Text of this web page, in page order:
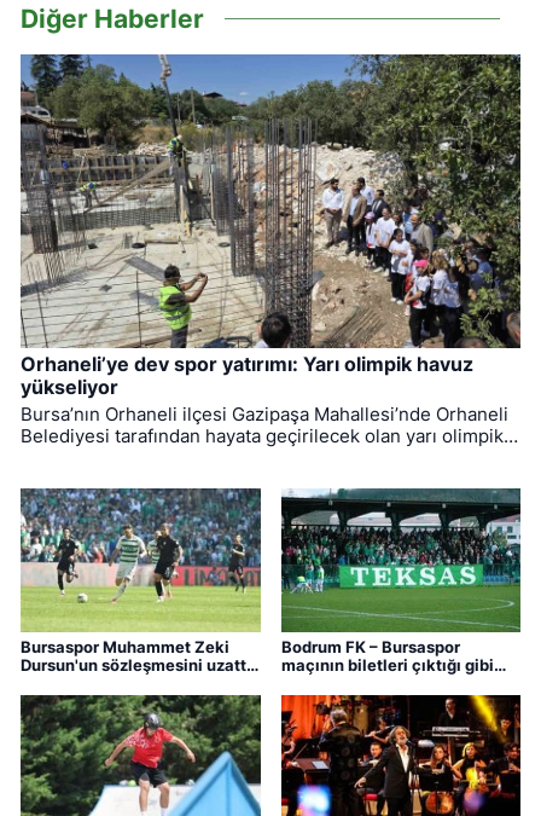
Diğer Haberler
Orhaneli’ye dev spor yatırımı: Yarı olimpik havuz
yükseliyor
Bursa’nın Orhaneli ilçesi Gazipaşa Mahallesi’nde Orhaneli
Belediyesi tarafından hayata geçirilecek olan yarı olimpik
Bursaspor Muhammet Zeki
Dursun'un sözleşmesini uzattı,
Bodrum FK – Bursaspor
maçının biletleri çıktığı gibi